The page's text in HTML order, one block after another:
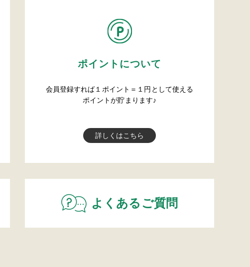
ポイントについて
会員登録すれば１ポイント＝１円として使える
ポイントが貯まります♪
詳しくはこちら
よくあるご質問